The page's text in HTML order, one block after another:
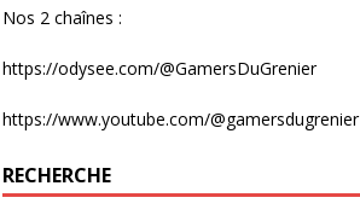
Nos 2 chaînes :
https://odysee.com/@GamersDuGrenier
https://www.youtube.com/@gamersdugrenier
RECHERCHE